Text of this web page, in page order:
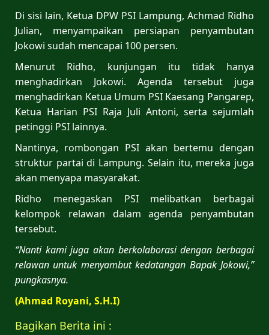
Di sisi lain, Ketua DPW PSI Lampung, Achmad Ridho
Julian, menyampaikan persiapan penyambutan
Jokowi sudah mencapai 100 persen.
Menurut Ridho, kunjungan itu tidak hanya
menghadirkan Jokowi. Agenda tersebut juga
menghadirkan Ketua Umum PSI Kaesang Pangarep,
Ketua Harian PSI Raja Juli Antoni, serta sejumlah
petinggi PSI lainnya.
Nantinya, rombongan PSI akan bertemu dengan
struktur partai di Lampung. Selain itu, mereka juga
akan menyapa masyarakat.
Ridho menegaskan PSI melibatkan berbagai
kelompok relawan dalam agenda penyambutan
tersebut.
“Nanti kami juga akan berkolaborasi dengan berbagai
relawan untuk menyambut kedatangan Bapak Jokowi,”
pungkasnya.
(Ahmad Royani, S.H.I)
Bagikan Berita ini :